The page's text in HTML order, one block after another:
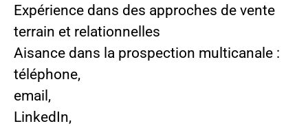
Expérience dans des approches de vente
terrain et relationnelles
Aisance dans la prospection multicanale :
téléphone,
email,
LinkedIn,